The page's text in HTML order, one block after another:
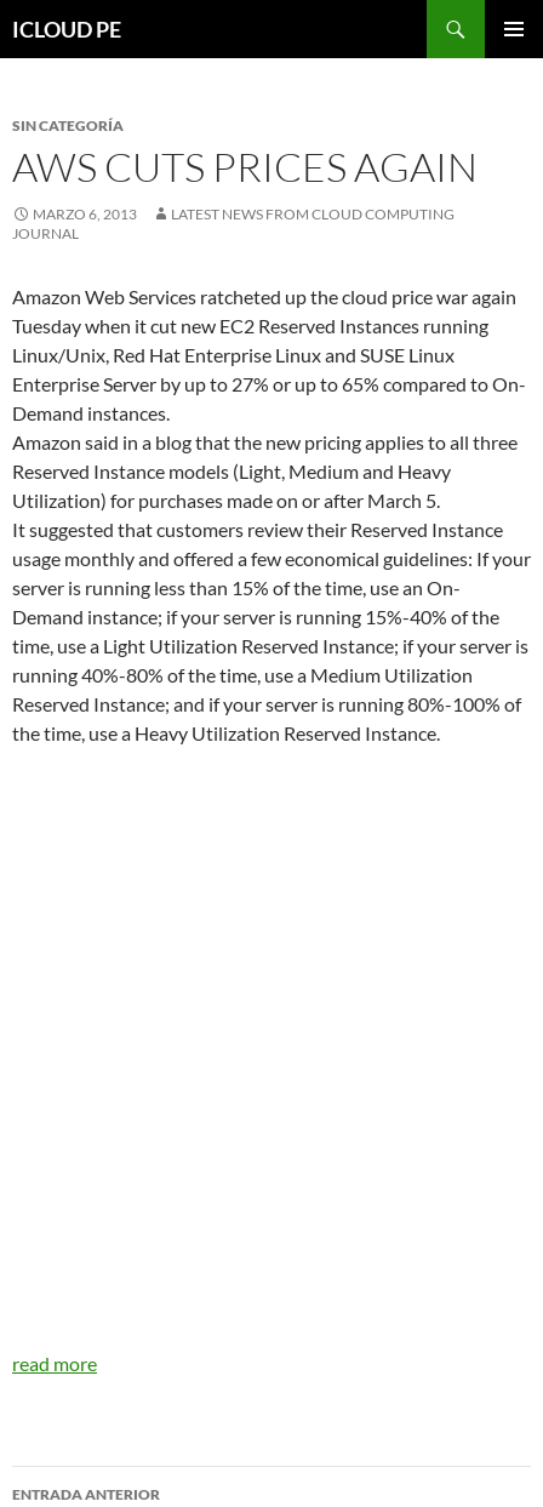
hacia
ICLOUD PE
SIN CATEGORÍA
AWS CUTS PRICES AGAIN
MARZO 6, 2013
LATEST NEWS FROM CLOUD COMPUTING
JOURNAL
Amazon Web Services ratcheted up the cloud price war again
Tuesday when it cut new EC2 Reserved Instances running
Linux/Unix, Red Hat Enterprise Linux and SUSE Linux
Enterprise Server by up to 27% or up to 65% compared to On-
Demand instances.
Amazon said in a blog that the new pricing applies to all three
Reserved Instance models (Light, Medium and Heavy
Utilization) for purchases made on or after March 5.
It suggested that customers review their Reserved Instance
usage monthly and offered a few economical guidelines: If your
server is running less than 15% of the time, use an On-
Demand instance; if your server is running 15%-40% of the
time, use a Light Utilization Reserved Instance; if your server is
running 40%-80% of the time, use a Medium Utilization
Reserved Instance; and if your server is running 80%-100% of
the time, use a Heavy Utilization Reserved Instance.
read more
Navegador
ENTRADA ANTERIOR